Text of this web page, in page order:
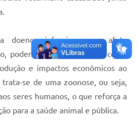
doença infecciosa que afeta
podendo causar prejuízos como
e impactos econômicos ao
se de uma zoonose, ou seja,
seres humanos, o que reforça a
para a saúde animal e pública.